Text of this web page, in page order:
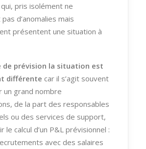
pris isolément ne
d’anomalies mais
présentent une situation à
de prévision la situation est
différente car il s’agit souvent
un grand nombre
de la part des responsables
ou des services de support,
le calcul d’un P&L prévisionnel :
avec des salaires